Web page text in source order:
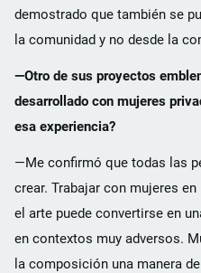
demostrado que también se
la comunidad y no desde la
—Otro de sus proyectos
desarrollado con mujeres
esa experiencia?
—Me confirmó que todas las
crear. Trabajar con mujeres
el arte puede convertirse en
en contextos muy adversos.
la composición una manera